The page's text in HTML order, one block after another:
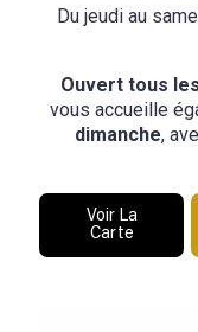
Du jeudi au
Ouvert tous
vous accueille
dimanche,
Voir La
Carte